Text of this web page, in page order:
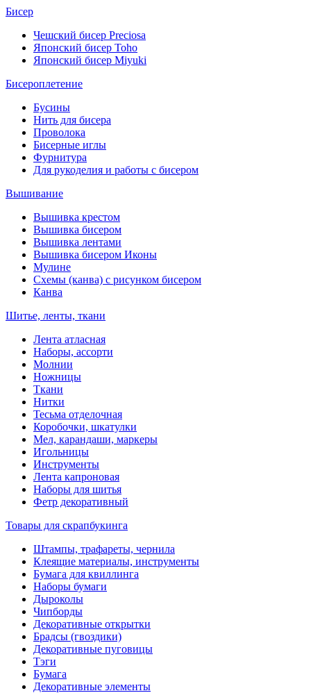
Бисер
Чешский бисер Preciosa
Японский бисер Toho
Японский бисер Miyuki
Бисероплетение
Бусины
Нить для бисера
Проволока
Бисерные иглы
Фурнитура
Для рукоделия и работы с бисером
Вышивание
Вышивка крестом
Вышивка бисером
Вышивка лентами
Вышивка бисером Иконы
Мулине
Схемы (канва) с рисунком бисером
Канва
Шитье, ленты, ткани
Лента атласная
Наборы, ассорти
Молнии
Ножницы
Ткани
Нитки
Тесьма отделочная
Коробочки, шкатулки
Мел, карандаши, маркеры
Игольницы
Инструменты
Лента капроновая
Наборы для шитья
Фетр декоративный
Товары для скрапбукинга
Штампы, трафареты, чернила
Клеящие материалы, инструменты
Бумага для квиллинга
Наборы бумаги
Дыроколы
Чипборды
Декоративные открытки
Брадсы (гвоздики)
Декоративные пуговицы
Тэги
Бумага
Декоративные элементы